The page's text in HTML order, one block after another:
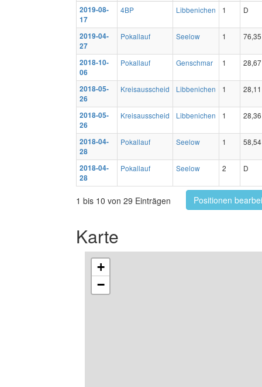
2019-08-
17
4BP Libbenichen 1 D
2019-04-
27
Pokallauf Seelow 1 76,35
2018-10-
06
Pokallauf Genschmar 1 28,67
2018-05-
26
Kreisausscheid Libbenichen 1 28,11
2018-05-
26
Kreisausscheid Libbenichen 1 28,36
2018-04-
28
Pokallauf Seelow 1 58,54
2018-04-
28
Pokallauf Seelow 2 D
1 bis 10 von 29 Einträgen Positionen
Karte
+
−